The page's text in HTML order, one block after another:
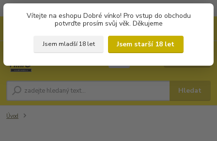
Vítejte na eshopu Dobré vínko! Pro vstup do obchodu
potvrďte prosím svůj věk. Děkujeme
Jsem mladší 18 let
Jsem starší 18 let
Hledat
Úvod